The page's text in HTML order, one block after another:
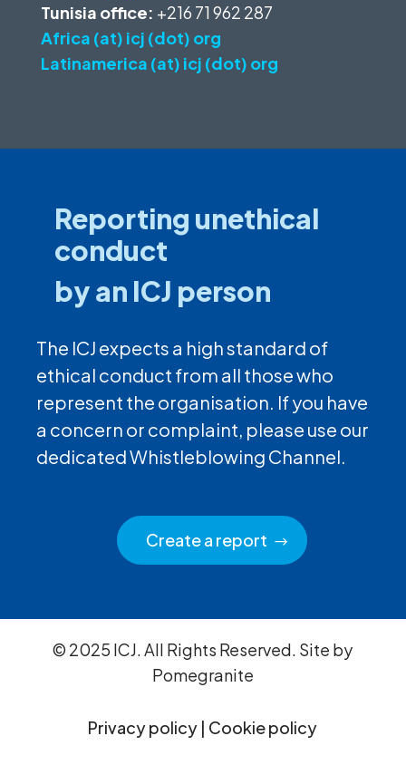
Tunisia office: +216 71 962 287
Africa (at) icj (dot) org
Latinamerica (at) icj (dot) org
Reporting unethical
conduct
by an ICJ person
The ICJ expects a high standard of
ethical conduct from all those who
represent the organisation. If you have
a concern or complaint, please use our
dedicated Whistleblowing Channel.
Create a report
© 2025 ICJ. All Rights Reserved. Site by
Pomegranite
Privacy policy | Cookie policy